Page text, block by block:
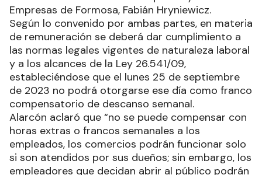
Empresas de Formosa, Fabián Hryniewicz.
Según lo convenido por ambas partes, en materia
de remuneración se deberá dar cumplimiento a
las normas legales vigentes de naturaleza laboral
y a los alcances de la Ley 26.541/09,
estableciéndose que el lunes 25 de septiembre
de 2023 no podrá otorgarse ese día como franco
compensatorio de descanso semanal.
Alarcón aclaró que “no se puede compensar con
horas extras o francos semanales a los
empleados, los comercios podrán funcionar solo
si son atendidos por sus dueños; sin embargo, los
empleadores que decidan abrir al público podrán